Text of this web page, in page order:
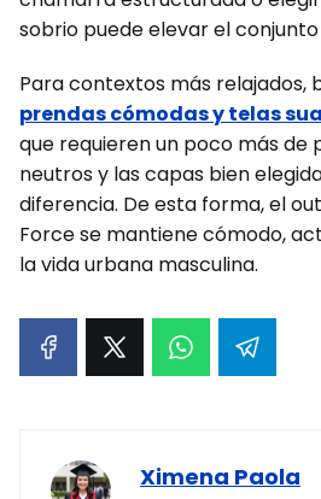
sobrio puede elevar el
Para contextos más relajados,
prendas cómodas y telas
que requieren un poco más de
neutros y las capas bien
diferencia. De esta forma, el
Force se mantiene cómodo,
la vida urbana masculina.
Ximena Paola